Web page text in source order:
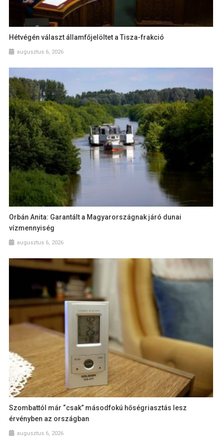
Hétvégén választ államfőjelöltet a Tisza-frakció
augusztus 6, 2026
Orbán Anita: Garantált a Magyarországnak járó dunai
vízmennyiség
augusztus 6, 2026
Szombattól már “csak” másodfokú hőségriasztás lesz
érvényben az országban
augusztus 6, 2026